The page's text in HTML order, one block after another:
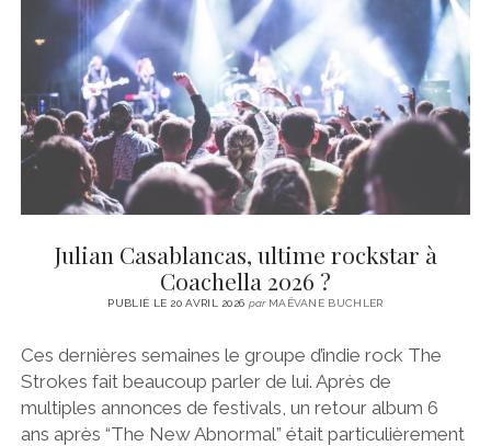
CINÉMA
LITTÉRATURE
ÉCONOMIE
SPORT
MÉDIAS
SANTÉ
instagram
emailemail-
form
Julian Casablancas, ultime rockstar à
Coachella 2026 ?
PUBLIÉ LE 20 AVRIL 2026 parMAËVANE BUCHLER
Ces dernières semaines le groupe d’indie rock The
Strokes fait beaucoup parler de lui. Après de
multiples annonces de festivals, un retour album 6
ans après “The New Abnormal” était particulièrement